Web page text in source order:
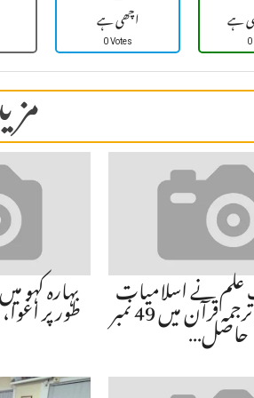
اچھی ہے
0 Votes ہے 0
نے اسلامیات
میں 98 اور ترجمہ قرآن میں 49 نمبر حاصل… طور پر اغوا، 20 سے 25 افراد…